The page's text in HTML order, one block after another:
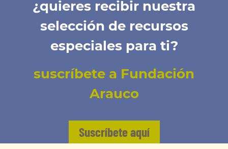
¿quieres recibir nuestra
selección de recursos
especiales para ti?
suscríbete a Fundación
Arauco
Suscríbete aquí